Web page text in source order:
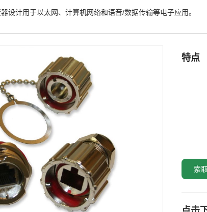
设计用于以太网、计算机网络和语音/数据传输等电子应用。
特点
索